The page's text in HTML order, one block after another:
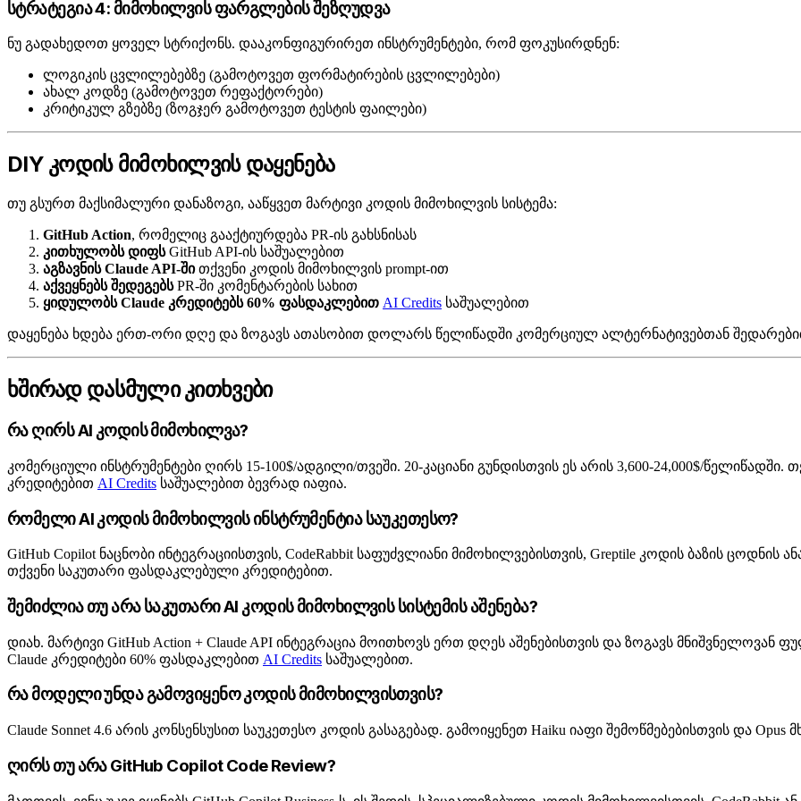
სტრატეგია 4: მიმოხილვის ფარგლების შეზღუდვა
ნუ გადახედოთ ყოველ სტრიქონს. დააკონფიგურირეთ ინსტრუმენტები, რომ ფოკუსირდნენ:
ლოგიკის ცვლილებებზე (გამოტოვეთ ფორმატირების ცვლილებები)
ახალ კოდზე (გამოტოვეთ რეფაქტორები)
კრიტიკულ გზებზე (ზოგჯერ გამოტოვეთ ტესტის ფაილები)
DIY კოდის მიმოხილვის დაყენება
თუ გსურთ მაქსიმალური დანაზოგი, ააწყვეთ მარტივი კოდის მიმოხილვის სისტემა:
GitHub Action, რომელიც გააქტიურდება PR-ის გახსნისას
კითხულობს დიფსGitHub API-ის საშუალებით
აგზავნის Claude API-შითქვენი კოდის მიმოხილვის prompt-ით
აქვეყნებს შედეგებსPR-ში კომენტარების სახით
ყიდულობს Claude კრედიტებს 60% ფასდაკლებით AI Credits საშუალებით
დაყენება ხდება ერთ-ორი დღე და ზოგავს ათასობით დოლარს წელიწადში კომერციულ ალტერნატივებთან
ხშირად დასმული კითხვები
რა ღირს AI კოდის მიმოხილვა?
კომერციული ინსტრუმენტები ღირს 15-100$/ადგილი/თვეში. 20-კაციანი გუნდისთვის ეს არის 3,600-24,000$/წელიწადში.
კრედიტებით AI Credits საშუალებით ბევრად იაფია.
რომელი AI კოდის მიმოხილვის ინსტრუმენტია საუკეთესო?
GitHub Copilot ნაცნობი ინტეგრაციისთვის, CodeRabbit საფუძვლიანი მიმოხილვებისთვის, Greptile კოდის ბაზის ცოდნის
თქვენი საკუთარი ფასდაკლებული კრედიტებით.
შემიძლია თუ არა საკუთარი AI კოდის მიმოხილვის სისტემის აშენება?
დიახ. მარტივი GitHub Action + Claude API ინტეგრაცია მოითხოვს ერთ დღეს აშენებისთვის და ზოგავს
Claude კრედიტები 60% ფასდაკლებით AI Credits საშუალებით.
რა მოდელი უნდა გამოვიყენო კოდის მიმოხილვისთვის?
Claude Sonnet 4.6 არის კონსენსუსით საუკეთესო კოდის გასაგებად. გამოიყენეთ Haiku იაფი შემოწმებებისთვის და
ღირს თუ არა GitHub Copilot Code Review?